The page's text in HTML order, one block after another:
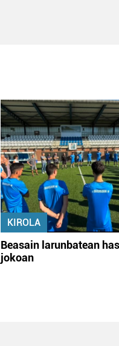
KIROLA
Beasain larunbatean
jokoan